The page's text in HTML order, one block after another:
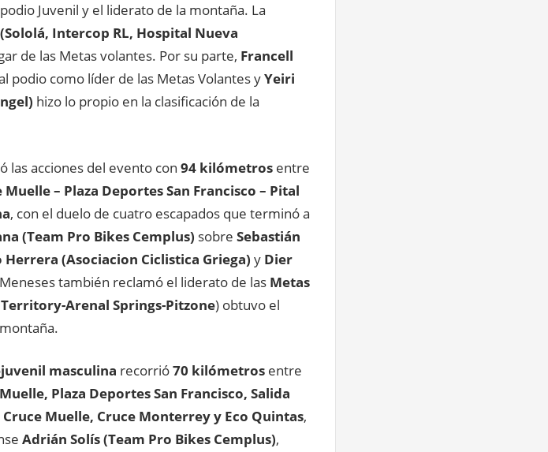
Juvenil y el liderato de la montaña. La
Intercop RL, Hospital Nueva
de las Metas volantes. Por su parte, Francell
podio como líder de las Metas Volantes yYeiri
hizo lo propio en la clasificación de la
las acciones del evento con 94 kilómetros entre
– Plaza Deportes San Francisco – Pital
, con el duelo de cuatro escapados que terminó a
(Team Pro Bikes Cemplus) sobre Sebastián
Herrera (Asociacion Ciclistica Griega) y Dier
también reclamó el liderato de las Metas
Territory-Arenal Springs-Pitzone) obtuvo el
masculina recorrió70 kilómetros entre
Plaza Deportes San Francisco, Salida
Muelle, Cruce Monterrey y Eco Quintas,
Adrián Solís (Team Pro Bikes Cemplus),